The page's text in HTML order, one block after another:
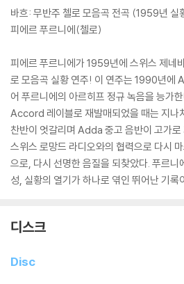
바흐: 무반주 첼로 모음곡 전곡 (1959년 실
피에르 푸르니에(첼로)
피에르 푸르니에가 1959년에 스위스 제네
로 모음곡 실황 연주! 이 연주는 1990년에
어 푸르니에의 아르히프 정규 녹음을 능가
Accord 레이블로 재발매되었을 때는 지나
찬반이 엇갈리며 Adda 중고 음반이 고가로
스위스 로망드 라디오와의 협력으로 다시
으로, 다시 선명한 음질을 되찾았다. 푸르니
성, 실황의 열기가 하나로 엮인 뛰어난 기록
디스크
Disc